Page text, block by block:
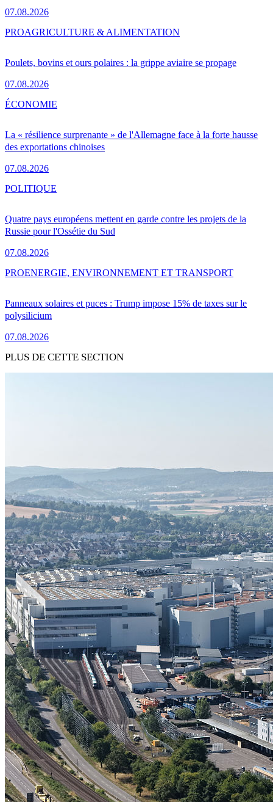
07.08.2026
Poulets, bovins et ours polaires : la grippe aviaire se propage
07.08.2026
PROAGRICULTURE & ALIMENTATION
La « résilience surprenante » de l'Allemagne face à la forte hausse
des exportations chinoises
07.08.2026
ÉCONOMIE
Quatre pays européens mettent en garde contre les projets de la
Russie pour l'Ossétie du Sud
07.08.2026
POLITIQUE
Panneaux solaires et puces : Trump impose 15% de taxes sur le
polysilicium
07.08.2026
PROENERGIE, ENVIRONNEMENT ET TRANSPORT
PLUS DE CETTE SECTION